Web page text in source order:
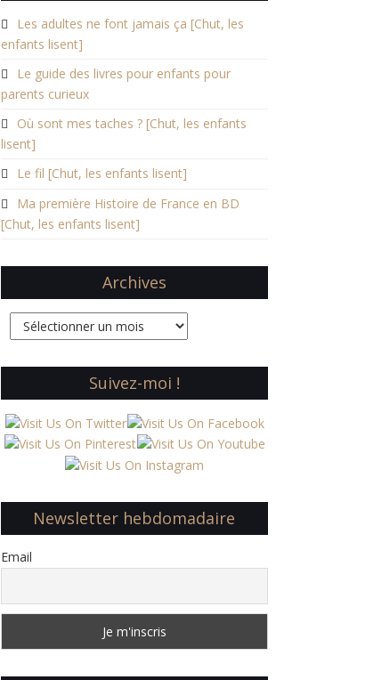
Les adultes ne font jamais ça [Chut, les
enfants lisent]
Le guide des livres pour enfants pour
parents curieux
Où sont mes taches ? [Chut, les enfants
lisent]
Le fil [Chut, les enfants lisent]
Ma première Histoire de France en BD
[Chut, les enfants lisent]
Archives
Archives
Suivez-moi !
Newsletter hebdomadaire
Email